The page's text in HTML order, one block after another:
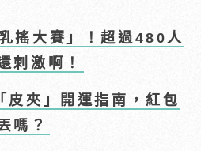
搖大賽」！超過480人
刺激啊！
皮夾」開運指南，紅包
嗎？